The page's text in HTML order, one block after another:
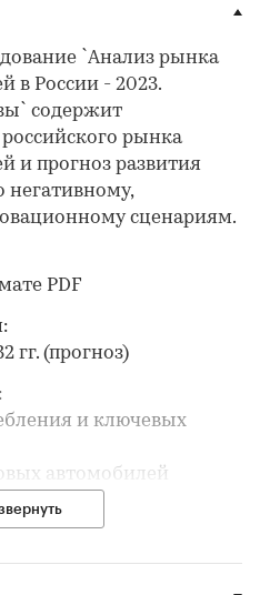
`Анализ рынка
в России - 2023.
содержит
рынка
и прогноз развития
негативному,
сценариям.
PDF
гг. (прогноз)
и ключевых
автомобилей
легковых автомобилей